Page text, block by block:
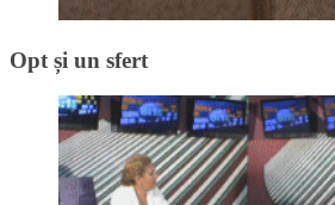
Opt și un sfert